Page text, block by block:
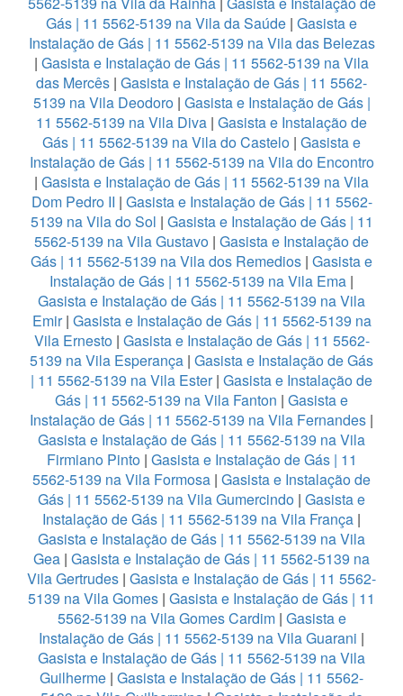
Gás | 11 5562-5139 na Vila da Saúde | Gasista e
Instalação de Gás | 11 5562-5139 na Vila das Belezas
| Gasista e Instalação de Gás | 11 5562-5139 na Vila
das Mercês | Gasista e Instalação de Gás | 11 5562-
5139 na Vila Deodoro| Gasista e Instalação de Gás |
11 5562-5139 na Vila Diva | Gasista e Instalação de
Gás | 11 5562-5139 na Vila do Castelo | Gasista e
Instalação de Gás | 11 5562-5139 na Vila do Encontro
| Gasista e Instalação de Gás | 11 5562-5139 na Vila
Dom Pedro II | Gasista e Instalação de Gás | 11 5562-
5139 na Vila do Sol | Gasista e Instalação de Gás | 11
5562-5139 na Vila Gustavo | Gasista e Instalação de
Gás | 11 5562-5139 na Vila dos Remedios | Gasista e
Instalação de Gás | 11 5562-5139 na Vila Ema |
Gasista e Instalação de Gás | 11 5562-5139 na Vila
Emir| Gasista e Instalação de Gás | 11 5562-5139 na
Vila Ernesto| Gasista e Instalação de Gás | 11 5562-
5139 na Vila Esperança | Gasista e Instalação de Gás
| 11 5562-5139 na Vila Ester| Gasista e Instalação de
Gás | 11 5562-5139 na Vila Fanton | Gasista e
Instalação de Gás | 11 5562-5139 na Vila Fernandes |
Gasista e Instalação de Gás | 11 5562-5139 na Vila
Firmiano Pinto| Gasista e Instalação de Gás | 11
5562-5139 na Vila Formosa | Gasista e Instalação de
Gás | 11 5562-5139 na Vila Gumercindo | Gasista e
Instalação de Gás | 11 5562-5139 na Vila França |
Gasista e Instalação de Gás | 11 5562-5139 na Vila
Gea | Gasista e Instalação de Gás | 11 5562-5139 na
Vila Gertrudes | Gasista e Instalação de Gás | 11 5562-
5139 na Vila Gomes | Gasista e Instalação de Gás | 11
5562-5139 na Vila Gomes Cardim| Gasista e
Instalação de Gás | 11 5562-5139 na Vila Guarani |
Gasista e Instalação de Gás | 11 5562-5139 na Vila
Guilherme | Gasista e Instalação de Gás | 11 5562-